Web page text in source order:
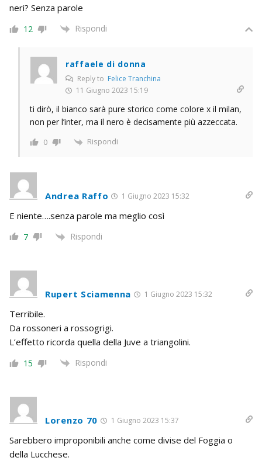
neri? Senza parole
12 Rispondi
raffaele di donna
Reply to Felice Tranchina
11 Giugno 2023 15:19
ti dirò, il bianco sarà pure storico come colore x il milan,
non per l’inter, ma il nero è decisamente più azzeccata.
0 Rispondi
Andrea Raffo 1 Giugno 2023 15:32
E niente….senza parole ma meglio così
7 Rispondi
Rupert Sciamenna 1 Giugno 2023 15:32
Terribile.
Da rossoneri a rossogrigi.
L’effetto ricorda quella della Juve a triangolini.
15 Rispondi
Lorenzo 70 1 Giugno 2023 15:37
Sarebbero improponibili anche come divise del Foggia o
della Lucchese.